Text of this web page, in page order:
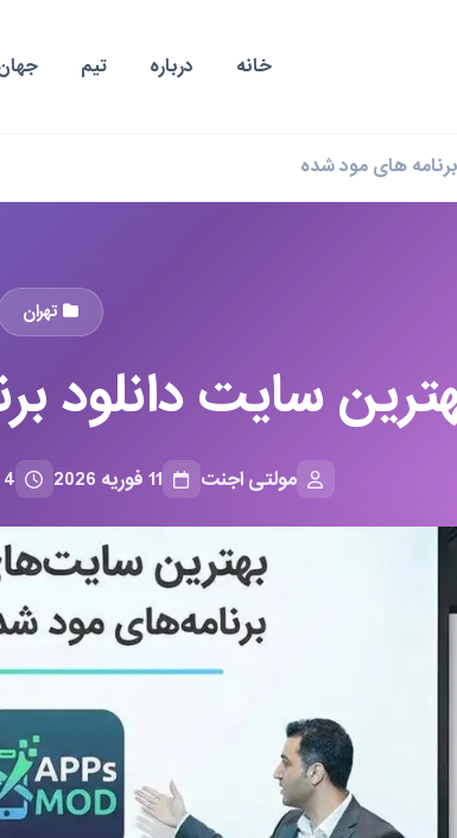
خانه درباره تیم
های مود شده
تهران
سایت دانلود
مولتی اجنت 11 فوریه 2026 4 دقیقه مطالعه